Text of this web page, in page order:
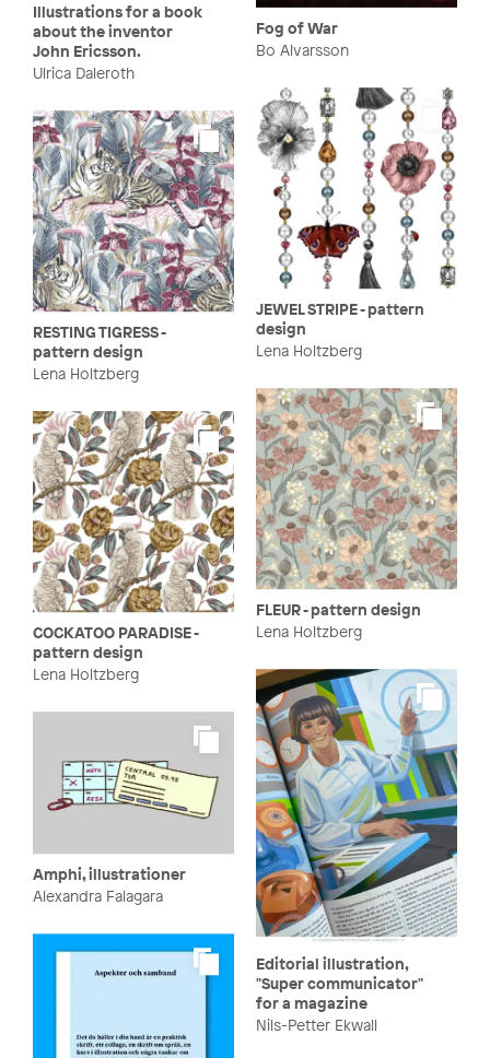
Fog of War
Bo Alvarsson
Illustrations for a book
about the inventor
John Ericsson.
Ulrica Daleroth
JEWEL STRIPE - pattern
design
Lena Holtzberg
RESTING TIGRESS -
pattern design
Lena Holtzberg
FLEUR - pattern design
Lena Holtzberg
COCKATOO PARADISE -
pattern design
Lena Holtzberg
Editorial illustration,
"Super communicator"
for a magazine
Nils-Petter Ekwall
Amphi, illustrationer
Alexandra Falagara